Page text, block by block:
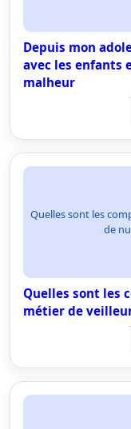
Depuis mon
avec les enfants
malheur
Quelles sont les
de
Quelles sont les
métier de